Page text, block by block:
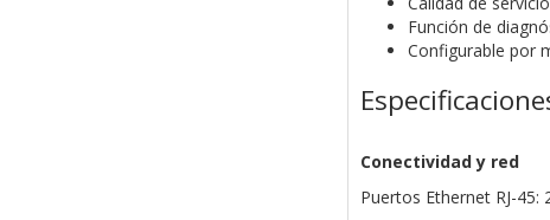
Función de
Configurable por
Conectividad y red
Puertos Ethernet RJ-